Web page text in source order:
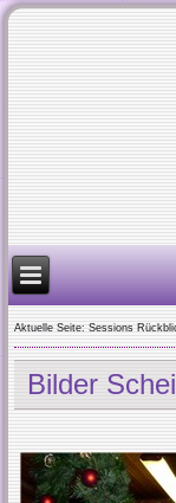
Aktuelle Seite:Sessions
Bilder